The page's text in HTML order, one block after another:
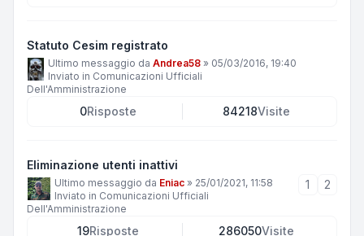
Statuto Cesim registrato
Ultimo messaggio da Andrea58 » 05/03/2016, 19:40
Inviato in Comunicazioni Ufficiali
Dell'Amministrazione
0Risposte 84218Visite
Eliminazione utenti inattivi
Ultimo messaggio da Eniac » 25/01/2021, 11:58
Inviato in Comunicazioni Ufficiali
Dell'Amministrazione
1 2
19Risposte 286050Visite